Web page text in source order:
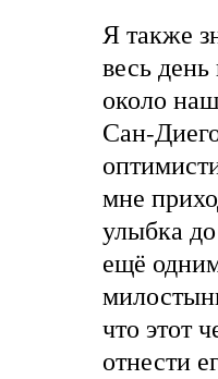
Я также
весь
около
Сан-
мне
улыбка
ещё
что этот
отнести